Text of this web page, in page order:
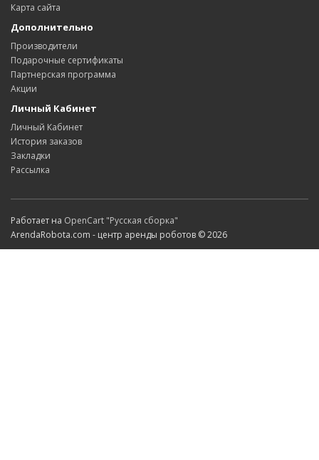
Карта сайта
Дополнительно
Производители
Подарочные сертификаты
Партнерская программа
Акции
Личный Кабинет
Личный Кабинет
История заказов
Закладки
Рассылка
Работает на OpenCart "Русская сборка"
ArendaRobota.com - центр аренды роботов © 2026